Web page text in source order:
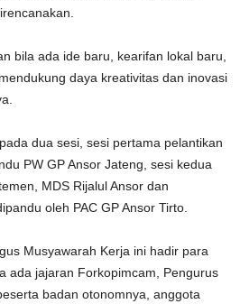
bila ada ide baru, kearifan lokal baru,
daya kreativitas dan inovasi
dua sesi, sesi pertama pelantikan
PW GP Ansor Jateng, sesi kedua
MDS Rijalul Ansor dan
oleh PAC GP Ansor Tirto.
Musyawarah Kerja ini hadir para
ada jajaran Forkopimcam, Pengurus
badan otonomnya, anggota